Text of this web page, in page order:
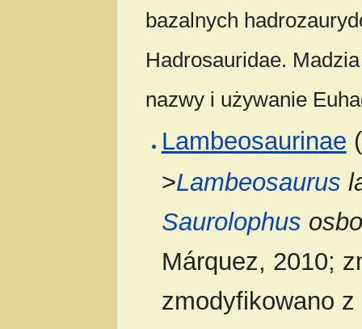
bazalnych
Hadrosauridae.
nazwy i używanie
Lambeosaurinae
>Lambeosaurus
Saurolophus
Márquez, 2010;
zmodyfikowano